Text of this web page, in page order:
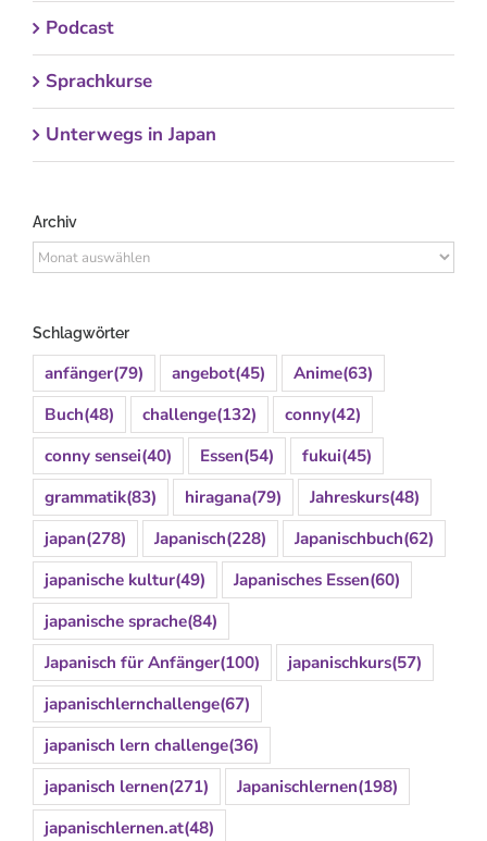
Podcast
Sprachkurse
Unterwegs in Japan
Archiv
Archiv
Schlagwörter
anfänger(79) angebot(45) Anime(63)
Buch(48) challenge(132) conny(42)
conny sensei(40) Essen(54) fukui(45)
grammatik(83) hiragana(79) Jahreskurs(48)
japan(278) Japanisch(228) Japanischbuch(62)
japanische kultur(49) Japanisches Essen(60)
japanische sprache(84)
Japanisch für Anfänger(100) japanischkurs(57)
japanischlernchallenge(67)
japanisch lern challenge(36)
japanisch lernen(271) Japanischlernen(198)
japanischlernen.at(48)